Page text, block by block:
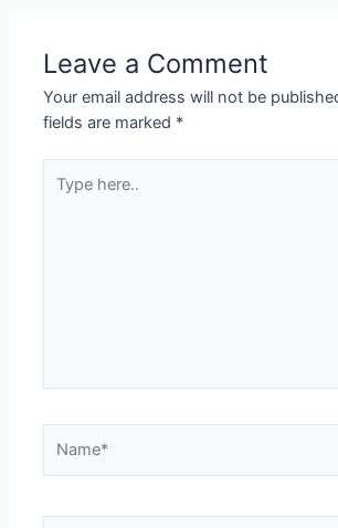
Leave a Comment
Your email address will not be
fields are marked *